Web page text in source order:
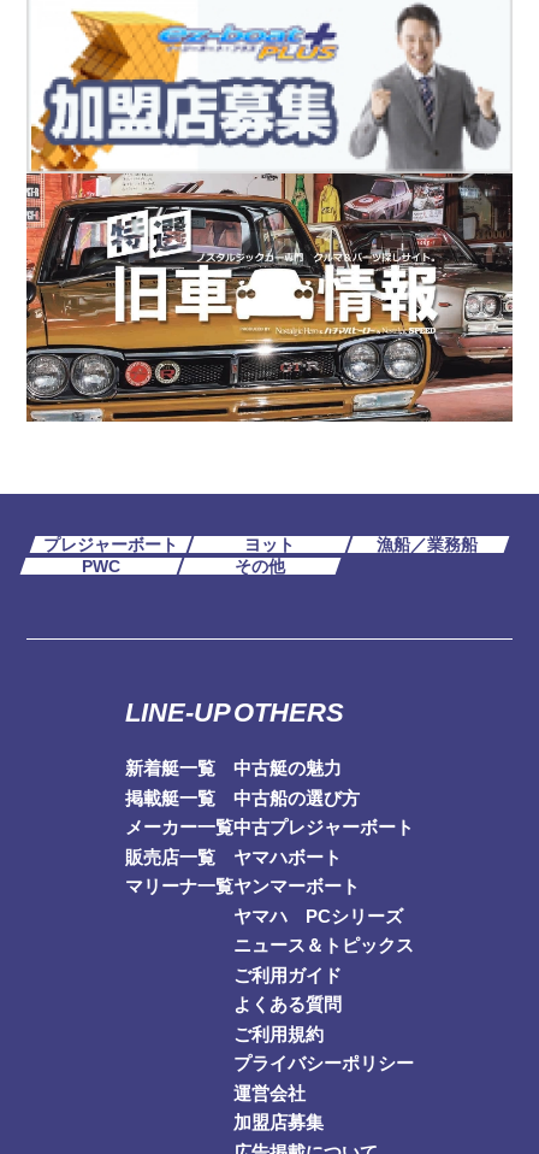
プレジャーボート ヨット
漁船／業務船
PWC
その他
LINE-UP
新着艇一覧
掲載艇一覧
メーカー一覧
販売店一覧
マリーナ一覧
OTHERS
中古艇の魅力
中古船の選び方
中古プレジャーボート
ヤマハボート
ヤンマーボート
ヤマハ PCシリーズ
ニュース＆トピックス
ご利用ガイド
よくある質問
ご利用規約
プライバシーポリシー
運営会社
加盟店募集